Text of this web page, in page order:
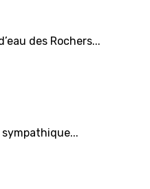
des Rochers...